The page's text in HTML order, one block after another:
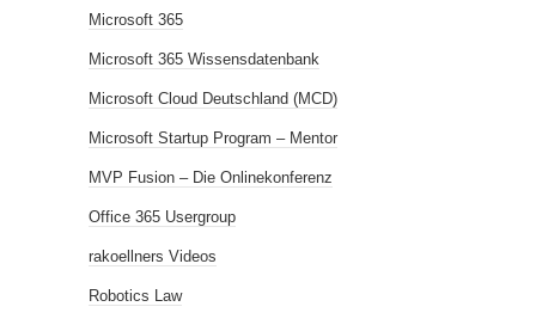
Microsoft 365
Microsoft 365 Wissensdatenbank
Microsoft Cloud Deutschland (MCD)
Microsoft Startup Program – Mentor
MVP Fusion – Die Onlinekonferenz
Office 365 Usergroup
rakoellners Videos
Robotics Law